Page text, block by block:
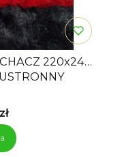
220x240